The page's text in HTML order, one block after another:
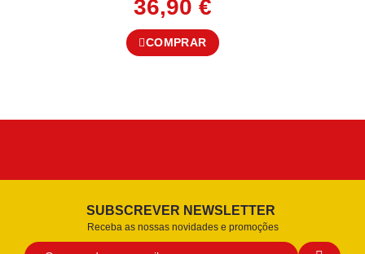
36,90 €
COMPRAR
SUBSCREVER NEWSLETTER
Receba as nossas novidades e promoções